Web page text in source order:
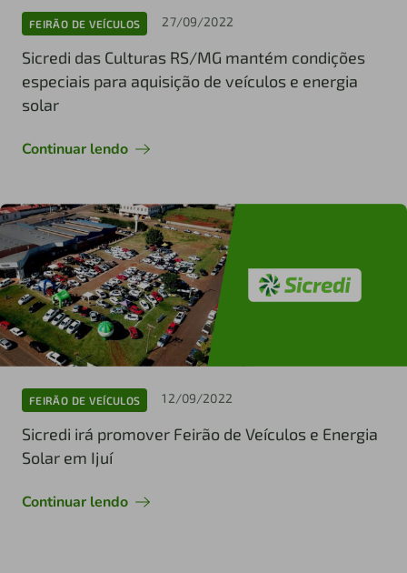
FEIRÃO DE VEÍCULOS 27/09/2022
Sicredi das Culturas RS/MG mantém condições
especiais para aquisição de veículos e energia
solar
Continuar lendo
FEIRÃO DE VEÍCULOS 12/09/2022
Sicredi irá promover Feirão de Veículos e Energia
Solar em Ijuí
Continuar lendo